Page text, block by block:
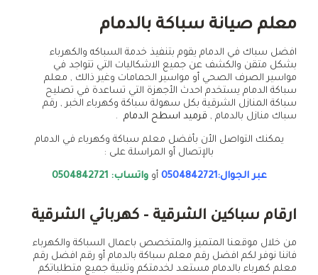
معلم صيانة سباكة بالدمام
افضل سباك في الدمام يقوم بتنفيذ خدمة السباكه والكهرباء
بشكل متقن والكشف عن جميع الاشكاليات التي تتواجد في
مواسير الصرف الصحي أو مواسير الحمامات وغير ذالك , معلم
سباكة الدمام يستخدم احدث الأجهزة التي تساعدة في تصليح
سباكة المنازل الشرقية بكل سهولة سباكة وكهرباء الخبر , رقم
سباك منازل بالدمام , قرميد اسطح الدمام .
يمكنك التواصل الأن بأفضل معلم سباكة وكهرباء في الدمام
بالإتصال أو المراسلة على :
عبر الجوال:0504842721 أوواتساب: 0504842721
ارقام سباكين الشرقية – كهربائي الشرقية
من خلال موقعنا المتميز والمتخصص باعمال السباكة والكهرباء
فاننا نوفر لكم افضل رقم معلم سباكة بالدمام أو رقم افضل رقم
معلم كهرباء بالدمام مستعد لخدمتكم وتلبية جميع متطلباتكم